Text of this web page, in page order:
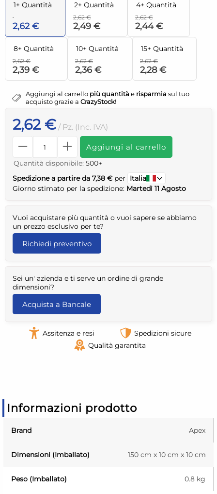
1+ Quantità
2,62 €
2+ Quantità
2,62 €
2,49 €
4+ Quantità
2,62 €
2,44 €
8+ Quantità
2,62 €
2,39 €
10+ Quantità
2,62 €
2,36 €
15+ Quantità
2,62 €
2,28 €
Aggiungi al carrello più quantità e risparmia sul tuo
acquisto grazie a CrazyStock!
2,62 € / Pz. (Inc. IVA)
Aggiungi al carrello
Quantità disponibile: 500+
Spedizione a partire da 7,38 € per
Italia
Giorno stimato per la spedizione: Martedì 11 Agosto
Vuoi acquistare più quantità o vuoi sapere se abbiamo
un prezzo esclusivo per te?
Richiedi preventivo
Sei un' azienda e ti serve un ordine di grande
dimensioni?
Acquista a Bancale
Assitenza e resi
Spedizioni sicure
Qualità garantita
Informazioni prodotto
Brand Apex
Dimensioni (Imballato) 150 cm x 10 cm x 10 cm
Peso (Imballato) 0.8 kg